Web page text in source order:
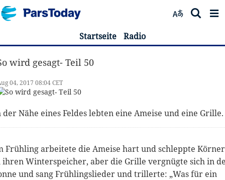
Startseite Radio
wird gesagt- Teil 50
04, 2017 08:04 CET
der Nähe eines Feldes lebten eine Ameise und eine Grille.
Frühling arbeitete die Ameise hart und schleppte Körner
ihren Winterspeicher, aber die Grille vergnügte sich in
und sang Frühlingslieder und trillerte: „Was für ein